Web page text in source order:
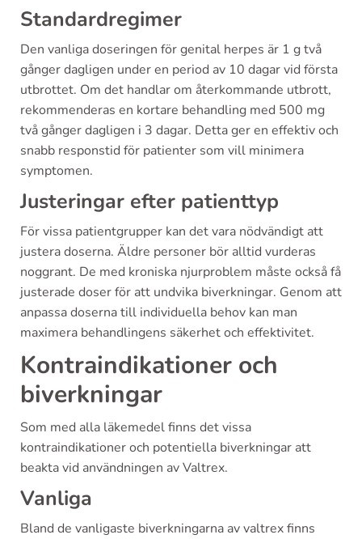
Standardregimer
Den vanliga doseringen för genital herpes är 1 g två
gånger dagligen under en period av 10 dagar vid första
utbrottet. Om det handlar om återkommande utbrott,
rekommenderas en kortare behandling med 500 mg
två gånger dagligen i 3 dagar. Detta ger en effektiv och
snabb responstid för patienter som vill minimera
symptomen.
Justeringar efter patienttyp
För vissa patientgrupper kan det vara nödvändigt att
justera doserna. Äldre personer bör alltid vurderas
noggrant. De med kroniska njurproblem måste också få
justerade doser för att undvika biverkningar. Genom att
anpassa doserna till individuella behov kan man
maximera behandlingens säkerhet och effektivitet.
Kontraindikationer och
biverkningar
Som med alla läkemedel finns det vissa
kontraindikationer och potentiella biverkningar att
beakta vid användningen av Valtrex.
Vanliga
Bland de vanligaste biverkningarna av valtrex finns